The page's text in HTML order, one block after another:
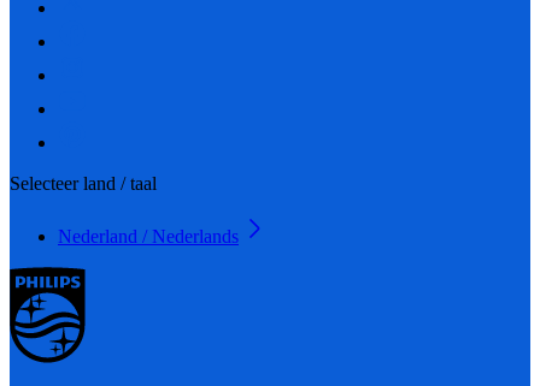
Selecteer land / taal
Nederland / Nederlands